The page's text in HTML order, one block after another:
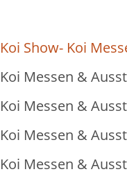
Koi Show- Koi
Koi Messen &
Koi Messen &
Koi Messen &
Koi Messen &